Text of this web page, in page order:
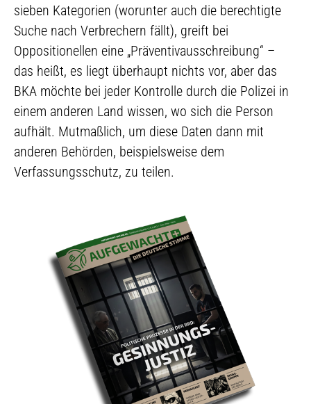
sieben Kategorien (worunter auch die berechtigte
Suche nach Verbrechern fällt), greift bei
Oppositionellen eine „Präventivausschreibung“ –
das heißt, es liegt überhaupt nichts vor, aber das
BKA möchte bei jeder Kontrolle durch die Polizei in
einem anderen Land wissen, wo sich die Person
aufhält. Mutmaßlich, um diese Daten dann mit
anderen Behörden, beispielsweise dem
Verfassungsschutz, zu teilen.